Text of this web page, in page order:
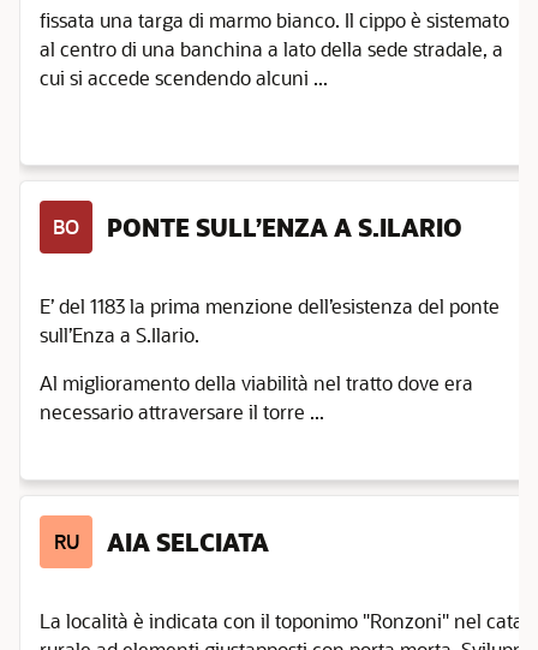
fissata una targa di marmo bianco. Il cippo è sistemato
al centro di una banchina a lato della sede stradale, a
cui si accede scendendo alcuni ...
BO PONTE SULL’ENZA A S.ILARIO
E’ del 1183 la prima menzione dell’esistenza del ponte
sull’Enza a S.Ilario.
Al miglioramento della viabilità nel tratto dove era
necessario attraversare il torre ...
RU AIA SELCIATA
La località è indicata con il toponimo "Ronzoni" nel